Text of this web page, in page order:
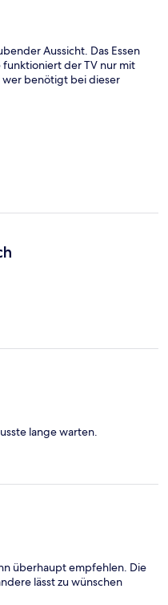
Aussicht. Das Essen
funktioniert der TV nur mit
wer benötigt bei dieser
lange warten.
überhaupt empfehlen. Die
lässt zu wünschen